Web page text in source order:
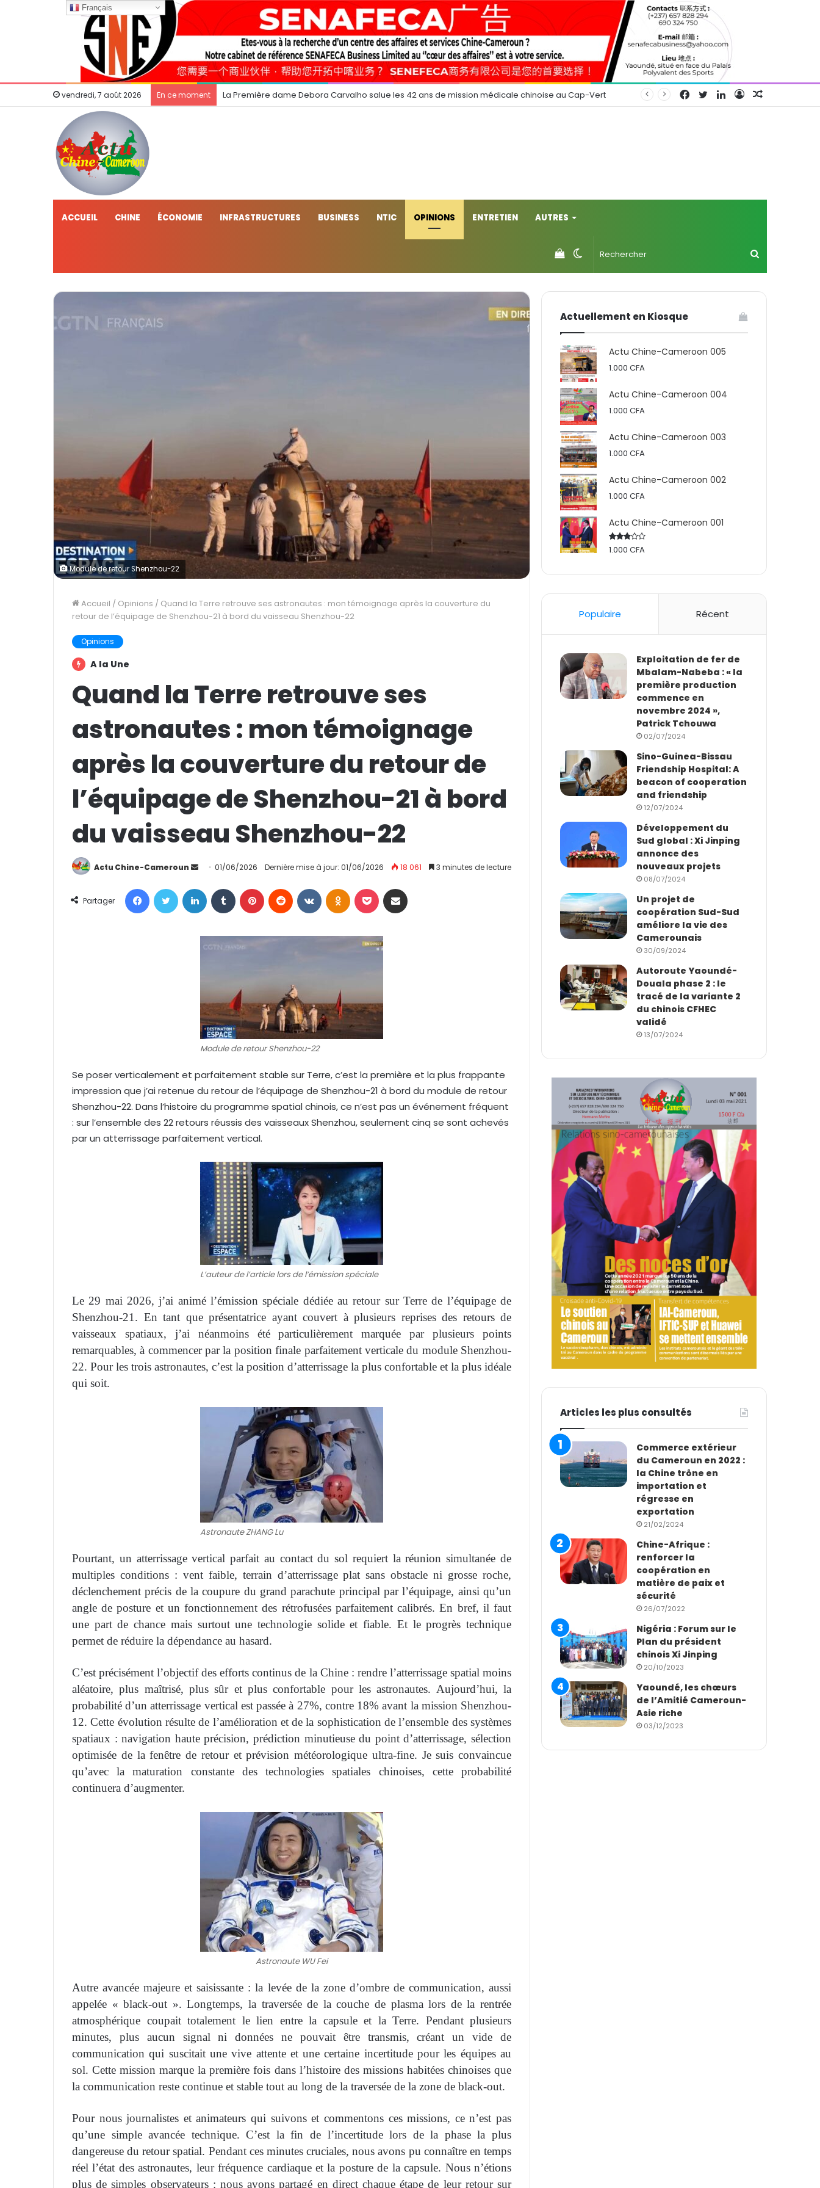
vendredi, 7 août 2026 En ce moment La Première dame Debora Carvalho salue les 42 ans de mission médicale chinoise au Cap-Vert Connexion
Linkedin
Twitter
Facebook
ACCUEIL CHINE ÉCONOMIE INFRASTRUCTURES BUSINESS NTIC OPINIONS ENTRETIEN AUTRES
Switch
skin
Voir
votre
Module de retour Shenzhou-22
Accueil / Opinions / Quand la Terre retrouve ses astronautes : mon témoignage après la couverture du
retour de l’équipage de Shenzhou-21 à bord du vaisseau Shenzhou-22
Opinions
A la Une
Quand la Terre retrouve ses
astronautes : mon témoignage
après la couverture du retour de
l’équipage de Shenzhou-21 à bord
du vaisseau Shenzhou-22
Actu Chine-Cameroun
o
o
u
i
e
01/06/2026 Dernière mise à jour: 01/06/2026 18 061 3 minutes de lecture
Partager
Module de retour Shenzhou-22
Se poser verticalement et parfaitement stable sur Terre, c’est la première et la plus frappante
impression que j’ai retenue du retour de l’équipage de Shenzhou-21 à bord du module de retour
Shenzhou-22. Dans l’histoire du programme spatial chinois, ce n’est pas un événement fréquent
: sur l’ensemble des 22 retours réussis des vaisseaux Shenzhou, seulement cinq se sont achevés
par un atterrissage parfaitement vertical.
L’auteur de l’article lors de l’émission spéciale
Le 29 mai 2026, j’ai animé l’émission spéciale dédiée au retour sur Terre de l’équipage de
Shenzhou-21. En tant que présentatrice ayant couvert à plusieurs reprises des retours de
vaisseaux spatiaux, j’ai néanmoins été particulièrement marquée par plusieurs points
remarquables, à commencer par la position finale parfaitement verticale du module Shenzhou-
22. Pour les trois astronautes, c’est la position d’atterrissage la plus confortable et la plus idéale
qui soit.
Astronaute ZHANG Lu
Pourtant, un atterrissage vertical parfait au contact du sol requiert la réunion simultanée de
multiples conditions : vent faible, terrain d’atterrissage plat sans obstacle ni grosse roche,
déclenchement précis de la coupure du grand parachute principal par l’équipage, ainsi qu’un
angle de posture et un fonctionnement des rétrofusées parfaitement calibrés. En bref, il faut
une part de chance mais surtout une technologie solide et fiable. Et le progrès technique
permet de réduire la dépendance au hasard.
C’est précisément l’objectif des efforts continus de la Chine : rendre l’atterrissage spatial moins
aléatoire, plus maîtrisé, plus sûr et plus confortable pour les astronautes. Aujourd’hui, la
probabilité d’un atterrissage vertical est passée à 27%, contre 18% avant la mission Shenzhou-
12. Cette évolution résulte de l’amélioration et de la sophistication de l’ensemble des systèmes
spatiaux : navigation haute précision, prédiction minutieuse du point d’atterrissage, sélection
optimisée de la fenêtre de retour et prévision météorologique ultra-fine. Je suis convaincue
qu’avec la maturation constante des technologies spatiales chinoises, cette probabilité
continuera d’augmenter.
Astronaute WU Fei
Autre avancée majeure et saisissante : la levée de la zone d’ombre de communication, aussi
appelée « black-out ». Longtemps, la traversée de la couche de plasma lors de la rentrée
atmosphérique coupait totalement le lien entre la capsule et la Terre. Pendant plusieurs
minutes, plus aucun signal ni données ne pouvait être transmis, créant un vide de
communication qui suscitait une vive attente et une certaine incertitude pour les équipes au
sol. Cette mission marque la première fois dans l’histoire des missions habitées chinoises que
la communication reste continue et stable tout au long de la traversée de la zone de black-out.
Pour nous journalistes et animateurs qui suivons et commentons ces missions, ce n’est pas
qu’une simple avancée technique. C’est la fin de l’incertitude lors de la phase la plus
dangereuse du retour spatial. Pendant ces minutes cruciales, nous avons pu connaître en temps
réel l’état des astronautes, leur fréquence cardiaque et la posture de la capsule. Nous n’étions
plus de simples observateurs : nous avons partagé en direct chaque étape de leur retour sur
Actuellement en Kiosque
Actu Chine-Cameroon 005
1.000CFA
Actu Chine-Cameroon 004
1.000CFA
Actu Chine-Cameroon 003
1.000CFA
Actu Chine-Cameroon 002
1.000CFA
Actu Chine-Cameroon 001
Rated
1.000CFA
Populaire Récent
Exploitation de fer de
Mbalam-Nabeba : « la
première production
commence en
novembre 2024 »,
Patrick Tchouwa
02/07/2024
Sino-Guinea-Bissau
Friendship Hospital: A
beacon of cooperation
and friendship
12/07/2024
Développement du
Sud global : Xi Jinping
annonce des
nouveaux projets
08/07/2024
Un projet de
coopération Sud-Sud
améliore la vie des
Camerounais
30/09/2024
Autoroute Yaoundé-
Douala phase 2 : le
tracé de la variante 2
du chinois CFHEC
validé
13/07/2024
Articles les plus consultés
Commerce extérieur
du Cameroun en 2022 :
la Chine trône en
importation et
régresse en
exportation
21/02/2024
Chine-Afrique :
renforcer la
coopération en
matière de paix et
sécurité
26/07/2022
Nigéria : Forum sur le
Plan du président
chinois Xi Jinping
20/10/2023
Yaoundé, les chœurs
de l’Amitié Cameroun-
Asie riche
03/12/2023
Français